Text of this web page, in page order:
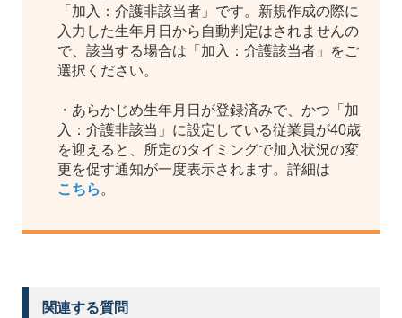
「加入：介護非該当者」です。新規作成の際に
入力した生年月日から自動判定はされませんの
で、該当する場合は「加入：介護該当者」をご
選択ください。
・あらかじめ生年月日が登録済みで、かつ「加
入：介護非該当」に設定している従業員が40歳
を迎えると、所定のタイミングで加入状況の変
更を促す通知が一度表示されます。詳細は
こちら 。
関連する質問